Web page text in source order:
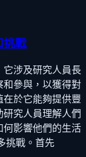
挑戰
它涉及研究人員長
和參與，以獲得對
於它能夠提供豐
究人員理解人們
何影響他們的生活
挑戰。首先